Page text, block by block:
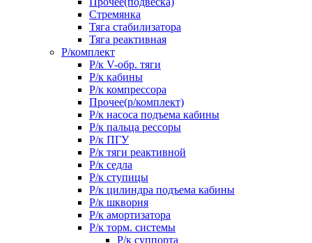
Стремянка
Тяга стабилизатора
Тяга реактивная
Р/комплект
Р/к V-обр. тяги
Р/к кабины
Р/к компрессора
Прочее(р/комплект)
Р/к насоса подъема кабины
Р/к пальца рессоры
Р/к ПГУ
Р/к тяги реактивной
Р/к седла
Р/к ступицы
Р/к цилиндра подъема кабины
Р/к шкворня
Р/к амортизатора
Р/к торм. системы
Р/к суппорта